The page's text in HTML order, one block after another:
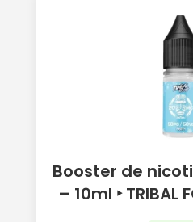
Booster de
– 10ml ‣ TRIBAL